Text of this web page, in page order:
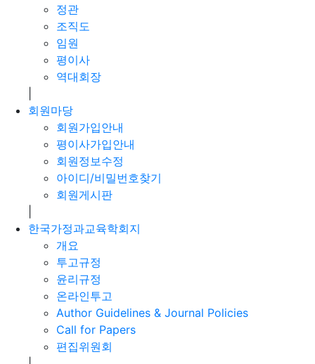
정관
조직도
임원
평이사
역대회장
회원마당
회원가입안내
평이사가입안내
회원정보수정
아이디/비밀번호찾기
회원게시판
한국가정과교육학회지
개요
투고규정
윤리규정
온라인투고
Author Guidelines & Journal Policies
Call for Papers
편집위원회